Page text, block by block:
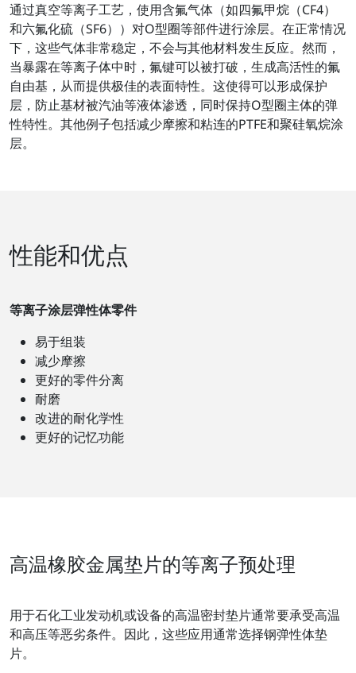
通过真空等离子工艺，使用含氟气体（如四氟甲烷（CF4）
和六氟化硫（SF6））对O型圈等部件进行涂层。在正常情况
下，这些气体非常稳定，不会与其他材料发生反应。然而，
当暴露在等离子体中时，氟键可以被打破，生成高活性的氟
自由基，从而提供极佳的表面特性。这使得可以形成保护
层，防止基材被汽油等液体渗透，同时保持O型圈主体的弹
性特性。其他例子包括减少摩擦和粘连的PTFE和聚硅氧烷涂
层。
性能和优点
等离子涂层弹性体零件
易于组装
减少摩擦
更好的零件分离
耐磨
改进的耐化学性
更好的记忆功能
高温橡胶金属垫片的等离子预处理
用于石化工业发动机或设备的高温密封垫片通常要承受高温
和高压等恶劣条件。因此，这些应用通常选择钢弹性体垫
片。